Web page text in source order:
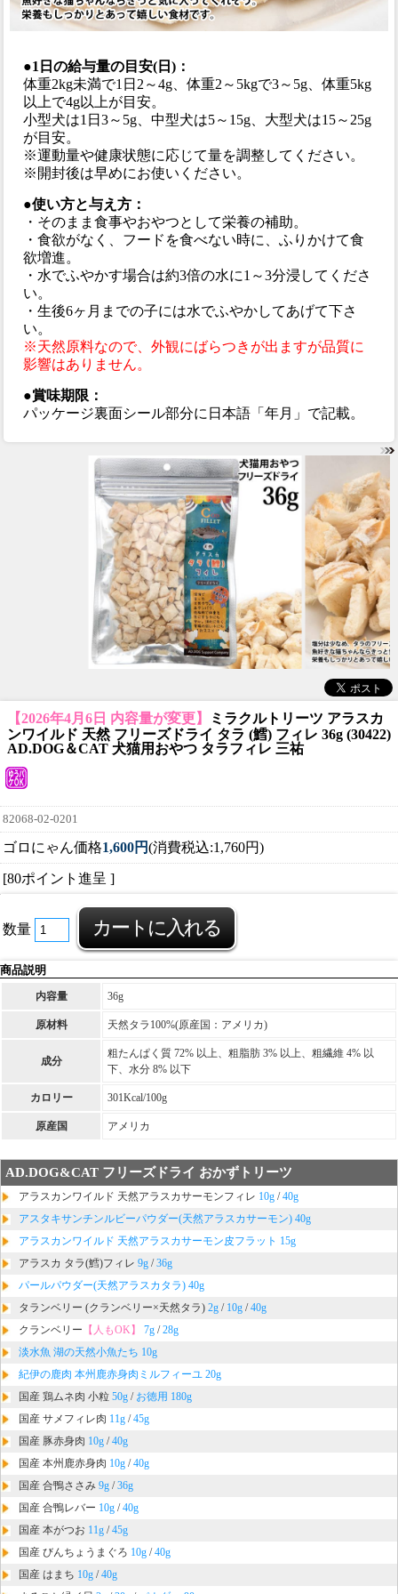
●1日の給与量の目安(日)：
体重2kg未満で1日2～4g、体重2～5kgで3～5g、体重5kg
以上で4g以上が目安。
小型犬は1日3～5g、中型犬は5～15g、大型犬は15～25g
が目安。
※運動量や健康状態に応じて量を調整してください。
※開封後は早めにお使いください。
●使い方と与え方：
・そのまま食事やおやつとして栄養の補助。
・食欲がなく、フードを食べない時に、ふりかけて食
欲増進。
・水でふやかす場合は約3倍の水に1～3分浸してくださ
い。
・生後6ヶ月までの子には水でふやかしてあげて下さ
い。
※天然原料なので、外観にばらつきが出ますが品質に
影響はありません。
●賞味期限：
パッケージ裏面シール部分に日本語「年月」で記載。
【2026年4月6日 内容量が変更】
ミラクルトリーツ アラスカ
ンワイルド 天然 フリーズドライ タラ (鱈) フィレ 36g (30422)
AD.DOG＆CAT 犬猫用おやつ タラフィレ 三祐
82068-02-0201
ゴロにゃん価格1,600円(消費税込:1,760円)
[80ポイント進呈 ]
数量
商品説明
内容量 36g
原材料 天然タラ100%(原産国：アメリカ)
成分
粗たんぱく質 72% 以上、粗脂肪 3% 以上、粗繊維 4% 以
下、水分 8% 以下
カロリー 301Kcal/100g
原産国 アメリカ
AD.DOG&CAT フリーズドライ おかずトリーツ
アラスカンワイルド 天然アラスカサーモンフィレ 10g /40g
アスタキサンチンルビーパウダー(天然アラスカサーモン) 40g
アラスカンワイルド 天然アラスカサーモン皮フラット 15g
アラスカ タラ(鱈)フィレ 9g /36g
パールパウダー(天然アラスカタラ) 40g
タランベリー (クランベリー×天然タラ) 2g / 10g /40g
クランベリー 【人もOK】 7g /28g
淡水魚 湖の天然小魚たち 10g
紀伊の鹿肉 本州鹿赤身肉ミルフィーユ 20g
国産 鶏ムネ肉 小粒 50g / お徳用 180g
国産 サメフィレ肉 11g /45g
国産 豚赤身肉 10g /40g
国産 本州鹿赤身肉 10g /40g
国産 合鴨ささみ 9g /36g
国産 合鴨レバー 10g /40g
国産 本がつお 11g /45g
国産 びんちょうまぐろ 10g /40g
国産 はまち 10g /40g